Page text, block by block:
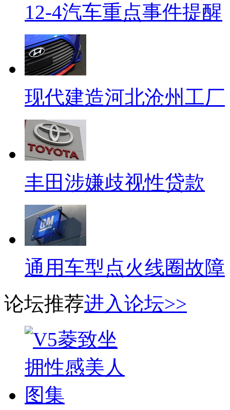
12-4汽车重点事件提醒
现代建造河北沧州工厂
丰田涉嫌歧视性贷款
通用车型点火线圈故障
论坛推荐进入论坛>>